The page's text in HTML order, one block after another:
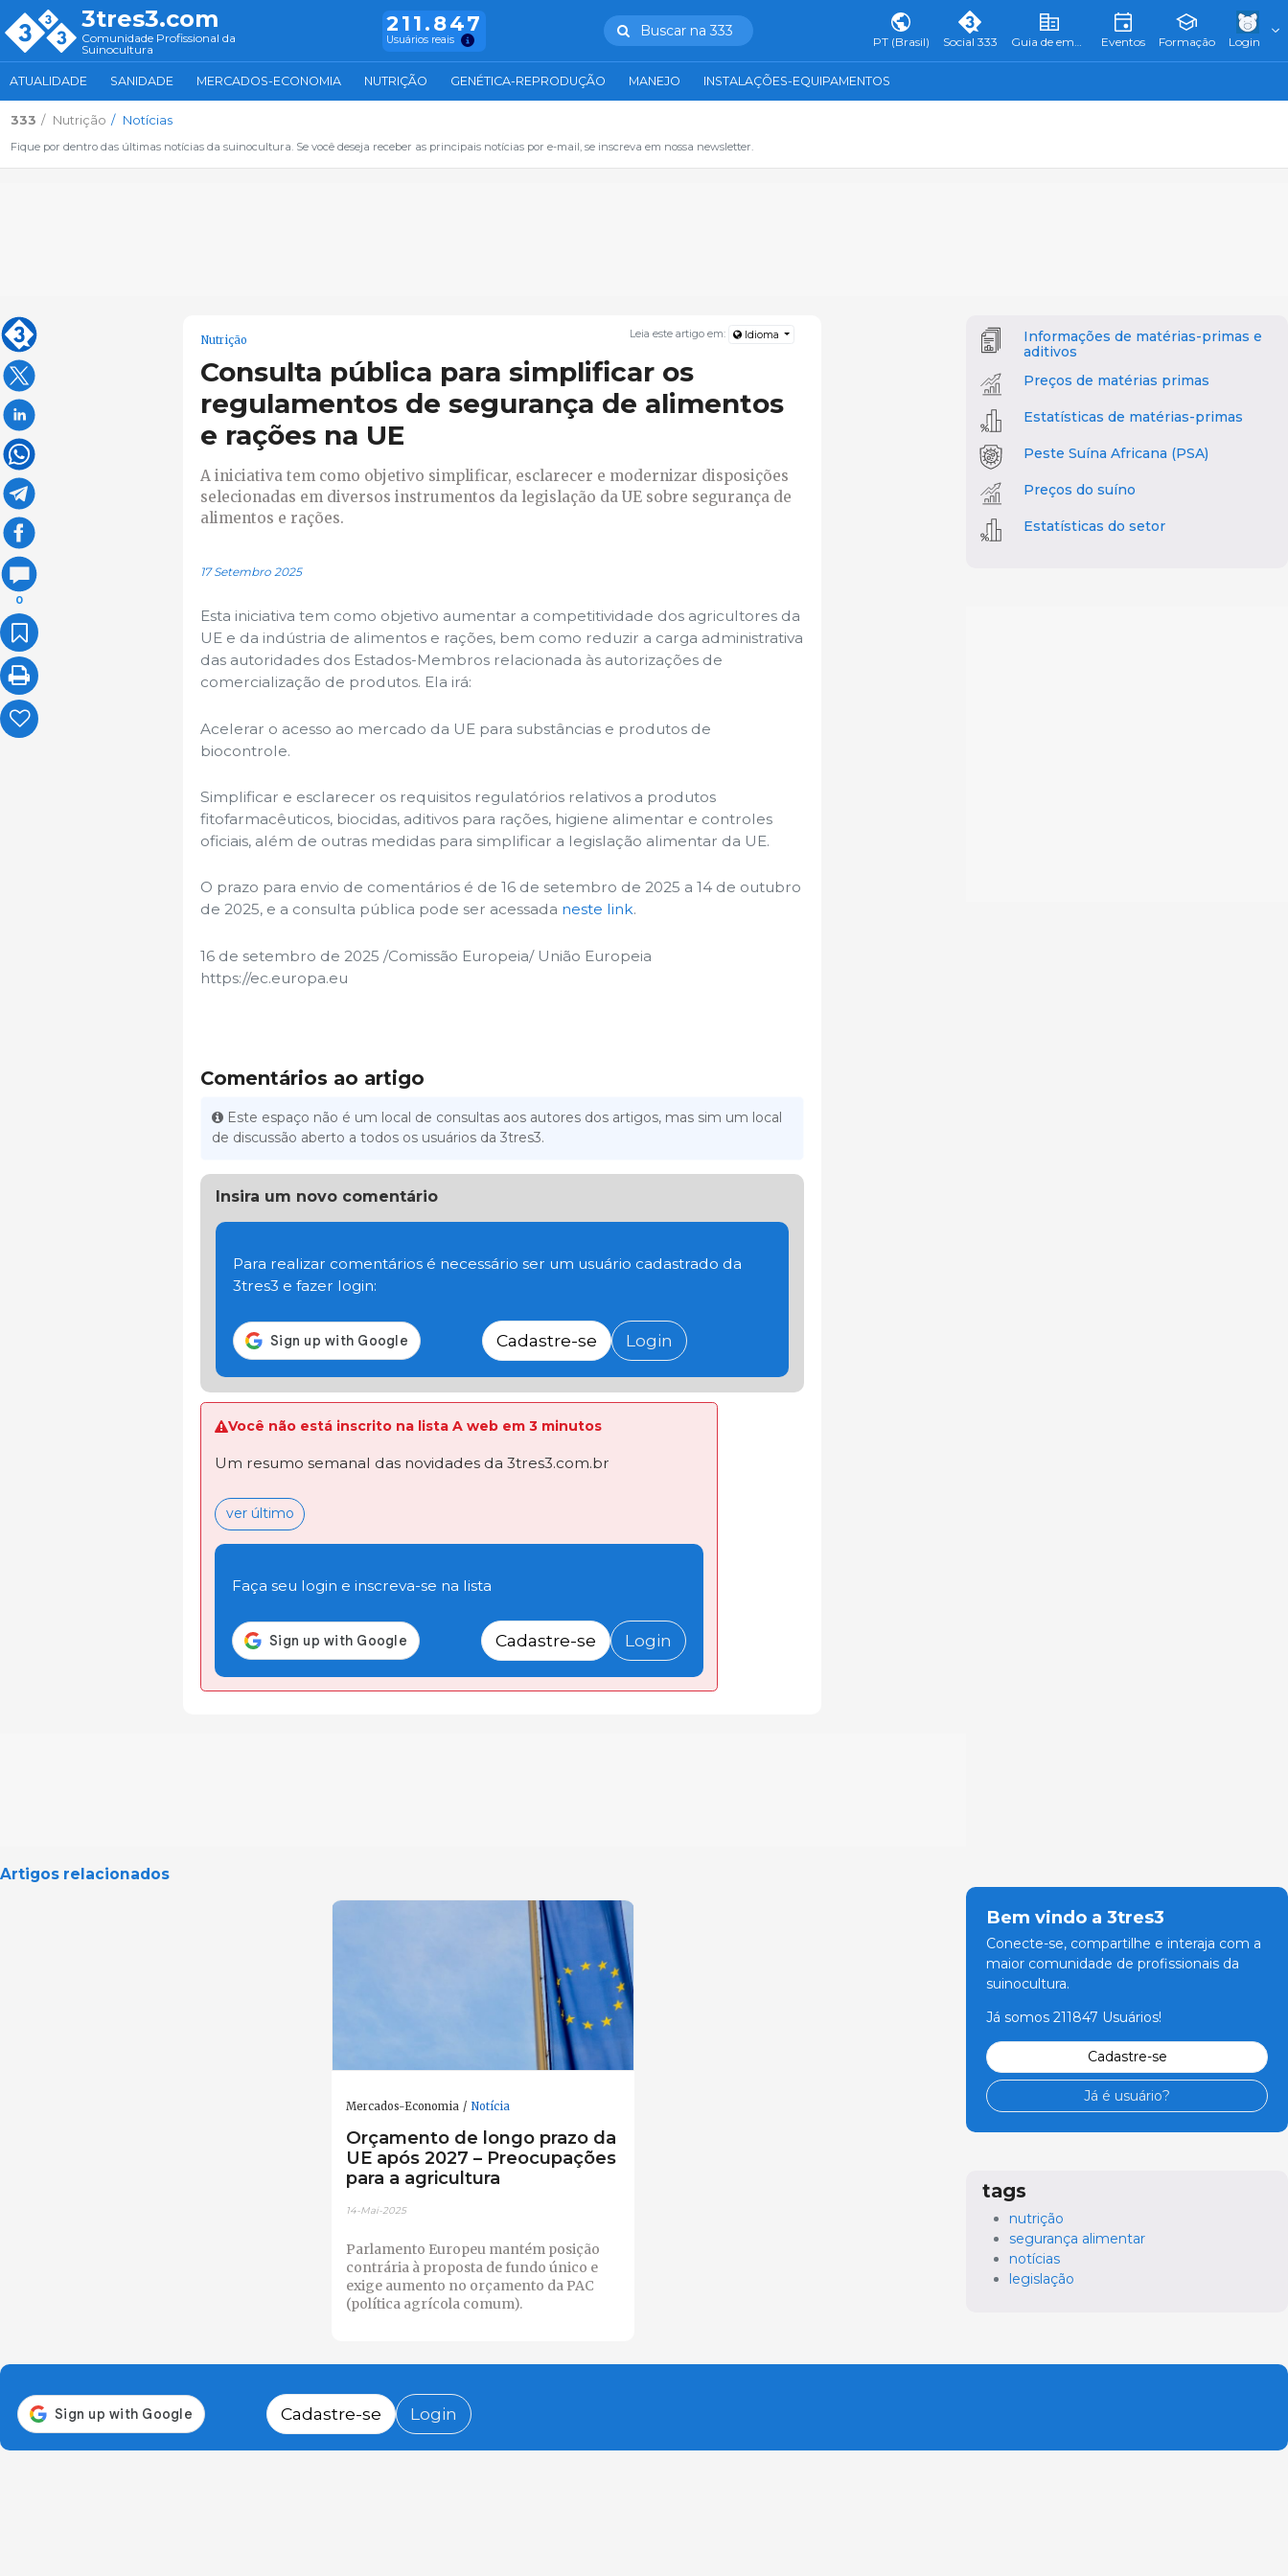
3tres3.com
Comunidade Profissional da
Suinocultura
211.847
Usuários reais
Buscar na 333
PT (Brasil) Social 333 Guia de empresas Eventos Formação Login
ATUALIDADE SANIDADE MERCADOS-ECONOMIA NUTRIÇÃO GENÉTICA-REPRODUÇÃO MANEJO INSTALAÇÕES-EQUIPAMENTOS
333 Nutrição Notícias
Fique por dentro das últimas notícias da suinocultura. Se você deseja receber as principais notícias por e-mail, se inscreva em nossa newsletter.
0
Leia este artigo em: Idioma
Nutrição
Consulta pública para simplificar os
regulamentos de segurança de alimentos
e rações na UE
A iniciativa tem como objetivo simplificar, esclarecer e modernizar disposições
selecionadas em diversos instrumentos da legislação da UE sobre segurança de
alimentos e rações.
17 Setembro 2025
Esta iniciativa tem como objetivo aumentar a competitividade dos agricultores da
UE e da indústria de alimentos e rações, bem como reduzir a carga administrativa
das autoridades dos Estados-Membros relacionada às autorizações de
comercialização de produtos. Ela irá:
Acelerar o acesso ao mercado da UE para substâncias e produtos de
biocontrole.
Simplificar e esclarecer os requisitos regulatórios relativos a produtos
fitofarmacêuticos, biocidas, aditivos para rações, higiene alimentar e controles
oficiais, além de outras medidas para simplificar a legislação alimentar da UE.
O prazo para envio de comentários é de 16 de setembro de 2025 a 14 de outubro
de 2025, e a consulta pública pode ser acessada neste link.
16 de setembro de 2025 /Comissão Europeia/ União Europeia
https://ec.europa.eu
Comentários ao artigo
Este espaço não é um local de consultas aos autores dos artigos, mas sim um local
de discussão aberto a todos os usuários da 3tres3.
Insira um novo comentário
Para realizar comentários é necessário ser um usuário cadastrado da
3tres3 e fazer login:
Cadastre-se Login
Você não está inscrito na lista A web em 3 minutos
Um resumo semanal das novidades da 3tres3.com.br
ver último
Faça seu login e inscreva-se na lista
Cadastre-se Login
Artigos relacionados
Mercados-Economia Notícia
Orçamento de longo prazo da
UE após 2027 – Preocupações
para a agricultura
14-Mai-2025
Parlamento Europeu mantém posição
contrária à proposta de fundo único e
exige aumento no orçamento da PAC
(política agrícola comum).
Informações de matérias-primas e
aditivos
Preços de matérias primas
Estatísticas de matérias-primas
Peste Suína Africana (PSA)
Preços do suíno
Estatísticas do setor
Bem vindo a 3tres3
Conecte-se, compartilhe e interaja com a
maior comunidade de profissionais da
suinocultura.
Já somos 211847 Usuários!
Cadastre-se
Já é usuário?
tags
nutrição
segurança alimentar
notícias
legislação
Cadastre-se Login